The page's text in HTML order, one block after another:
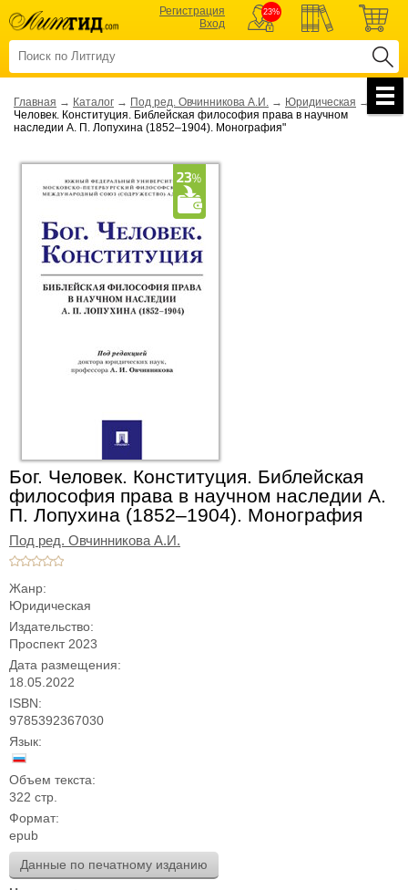
Регистрация
Вход
23%
Главная → Каталог → Под ред. Овчинникова А.И. → Юридическая →
"Бог.
Человек. Конституция. Библейская философия права в научном
наследии А. П. Лопухина (1852‒1904). Монография"
Бог. Человек. Конституция. Библейская
философия права в научном наследии А.
П. Лопухина (1852‒1904). Монография
Под ред. Овчинникова А.И.
Жанр:
Юридическая
Издательство:
Проспект 2023
Дата размещения:
18.05.2022
ISBN:
9785392367030
Язык:
Объем текста:
322 стр.
Формат:
epub
Данные по печатному изданию